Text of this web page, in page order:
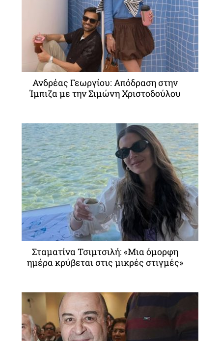
Ανδρέας Γεωργίου: Απόδραση στην
Ίμπιζα με την Σιμώνη Χριστοδούλου
Σταματίνα Τσιμτσιλή: «Μια όμορφη
ημέρα κρύβεται στις μικρές στιγμές»